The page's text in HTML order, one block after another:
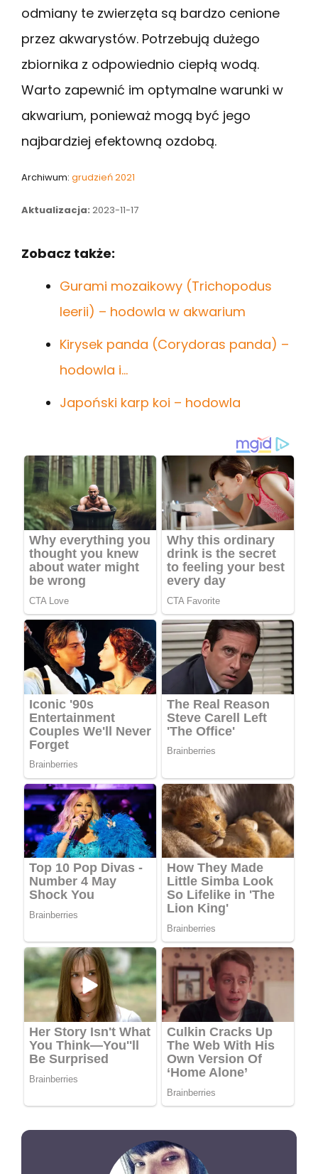
odmiany te zwierzęta są bardzo cenione
przez akwarystów. Potrzebują dużego
zbiornika z odpowiednio ciepłą wodą.
Warto zapewnić im optymalne warunki w
akwarium, ponieważ mogą być jego
najbardziej efektowną ozdobą.
Archiwum: grudzień 2021
Aktualizacja: 2023-11-17
Zobacz także:
Gurami mozaikowy (Trichopodus
leerii) – hodowla w akwarium
Kirysek panda (Corydoras panda) –
hodowla i…
Japoński karp koi – hodowla